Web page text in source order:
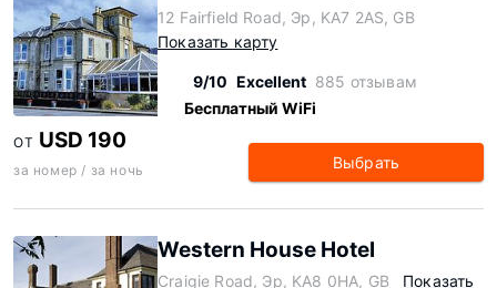
12 Fairfield Road, Эр, KA7 2AS, GB
Показать карту
9/10 Excellent 885 отзывам
Бесплатный WiFi
ОТ USD 190
за номер / за ночь Выбрать
Western House Hotel
Craigie Road, Эр, KA8 0HA, GB
Показать